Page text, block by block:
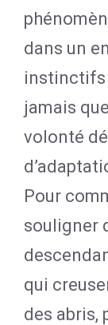
dans un
instinctifs
jamais
volonté
Pour
souligner
qui
des abris,